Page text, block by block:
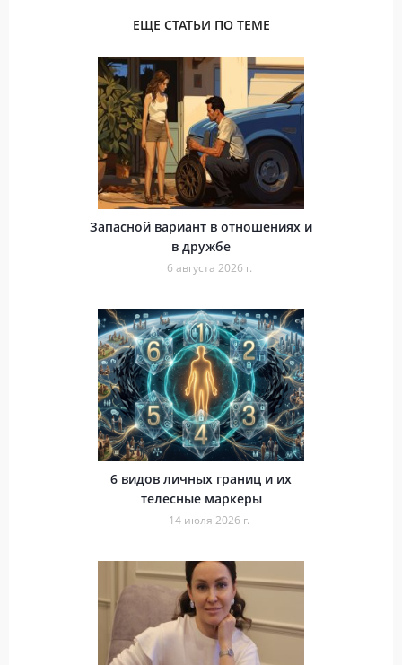
ЕЩЕ СТАТЬИ ПО ТЕМЕ
Запасной вариант в отношениях и
в дружбе
6 августа 2026 г.
6 видов личных границ и их
телесные маркеры
14 июля 2026 г.